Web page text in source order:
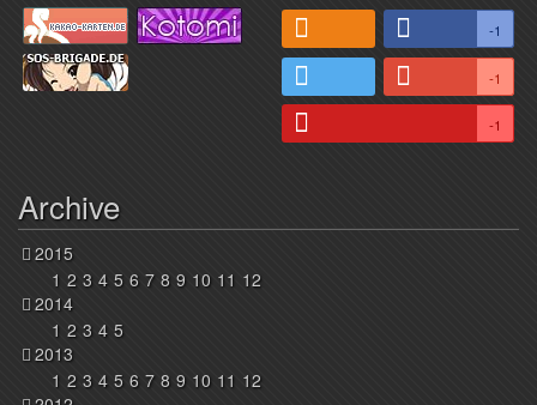
-1
-1
-1
Archive
2015
1 2 3 4 5 6 7 8 9 10 11 12
2014
1 2 3 4 5
2013
1 2 3 4 5 6 7 8 9 10 11 12